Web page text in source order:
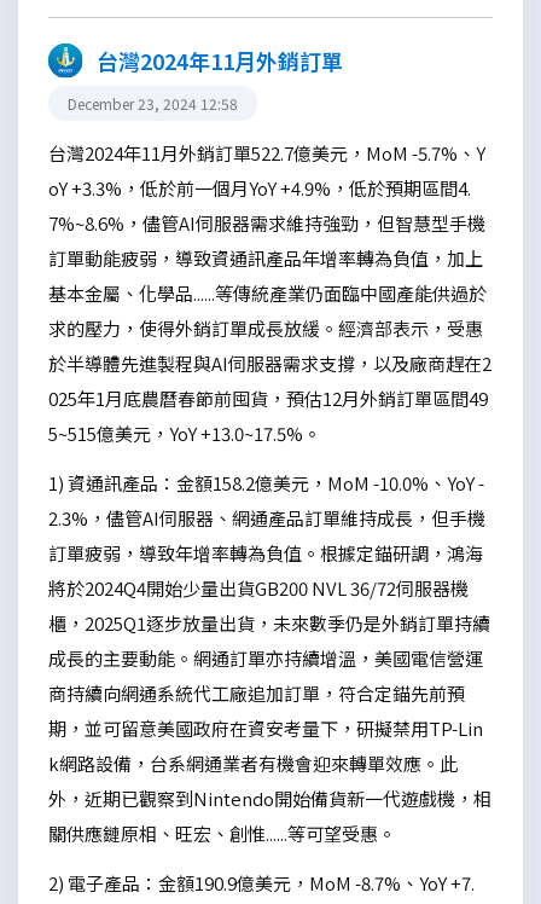
台灣2024年11月外銷訂單
December 23, 2024 12:58
台灣2024年11月外銷訂單522.7億美元，MoM -5.7%、Y
oY +3.3%，低於前一個月YoY +4.9%，低於預期區間4.
7%~8.6%，儘管AI伺服器需求維持強勁，但智慧型手機
訂單動能疲弱，導致資通訊產品年增率轉為負值，加上
基本金屬、化學品......等傳統產業仍面臨中國產能供過於
求的壓力，使得外銷訂單成長放緩。經濟部表示，受惠
於半導體先進製程與AI伺服器需求支撐，以及廠商趕在2
025年1月底農曆春節前囤貨，預估12月外銷訂單區間49
5~515億美元，YoY +13.0~17.5%。
1) 資通訊產品：金額158.2億美元，MoM -10.0%、YoY -
2.3%，儘管AI伺服器、網通產品訂單維持成長，但手機
訂單疲弱，導致年增率轉為負值。根據定錨研調，鴻海
將於2024Q4開始少量出貨GB200 NVL 36/72伺服器機
櫃，2025Q1逐步放量出貨，未來數季仍是外銷訂單持續
成長的主要動能。網通訂單亦持續增溫，美國電信營運
商持續向網通系統代工廠追加訂單，符合定錨先前預
期，並可留意美國政府在資安考量下，研擬禁用TP-Lin
k網路設備，台系網通業者有機會迎來轉單效應。此
外，近期已觀察到Nintendo開始備貨新一代遊戲機，相
關供應鏈原相、旺宏、創惟......等可望受惠。
2) 電子產品：金額190.9億美元，MoM -8.7%、YoY +7.